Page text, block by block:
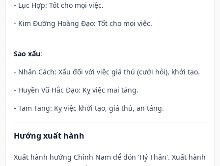
- Lục Hợp: Tốt cho mọi việc.
- Kim Đường Hoàng Đạo: Tốt cho mọi việc.
Sao xấu:
- Nhân Cách: Xấu đối với việc giá thú (cưới hỏi), khởi tạo.
- Huyền Vũ Hắc Đạo: Kỵ việc mai táng.
- Tam Tang: Kỵ việc khởi tạo, giá thú, an táng.
Hướng xuất hành
Xuất hành hướng Chính Nam để đón 'Hỷ Thần'. Xuất hành